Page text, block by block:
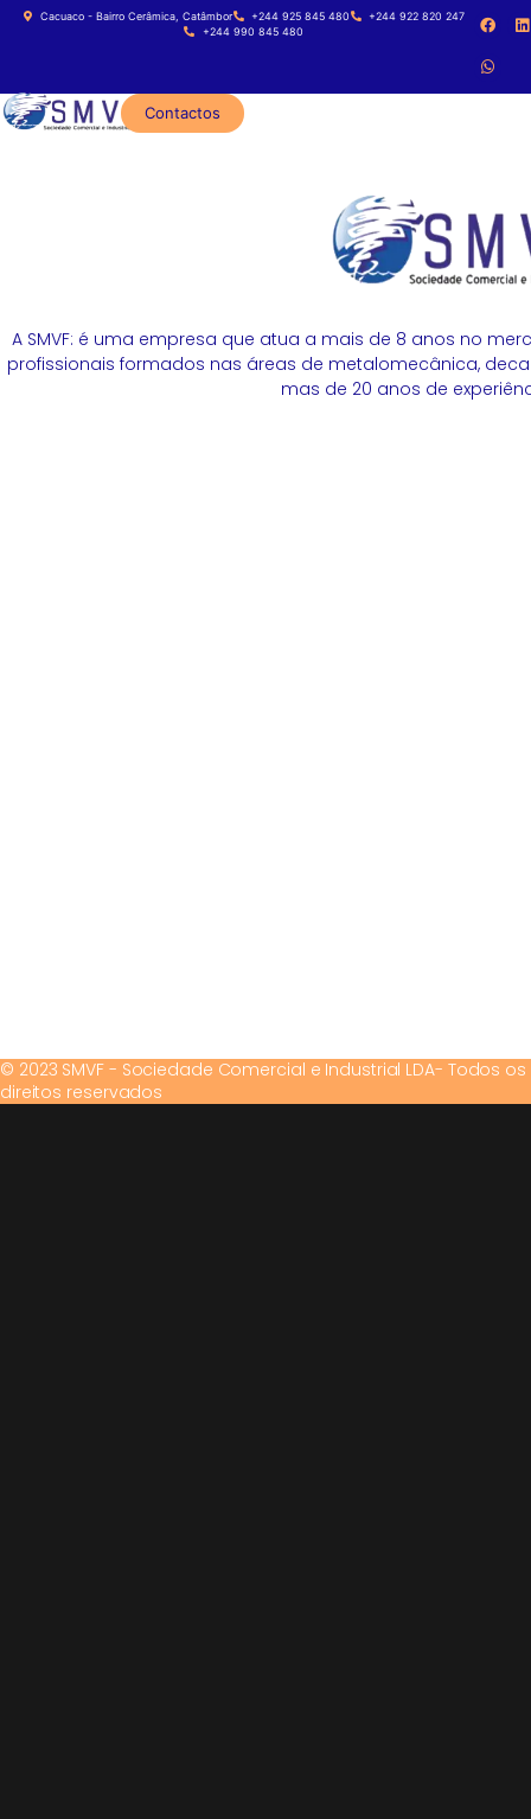
Cacuaco - Bairro Cerâmica, Catâmbor +244 925 845 480
+244 922 820 247
+244 990 845 480
Contactos
A SMVF: é uma empresa que atua a mais de 8 anos no
profissionais formados nas áreas de metalomecânica,
mas de 20 anos de
© 2023 SMVF - Sociedade Comercial e Industrial LDA- Todos os
direitos reservados